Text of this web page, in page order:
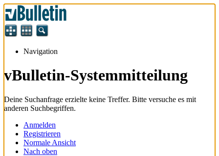
Navigation
vBulletin-Systemmitteilung
Deine Suchanfrage erzielte keine Treffer. Bitte versuche es mit
anderen Suchbegriffen.
Anmelden
Registrieren
Normale Ansicht
Nach oben